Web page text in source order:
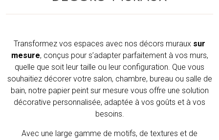
Transformez vos espaces avec nos décors muraux sur
mesure, conçus pour s’adapter parfaitement à vos murs,
quelle que soit leur taille ou leur configuration. Que vous
souhaitiez décorer votre salon, chambre, bureau ou salle de
bain, notre papier peint sur mesure vous offre une solution
décorative personnalisée, adaptée à vos goûts et à vos
besoins.
Avec une large gamme de motifs, de textures et de